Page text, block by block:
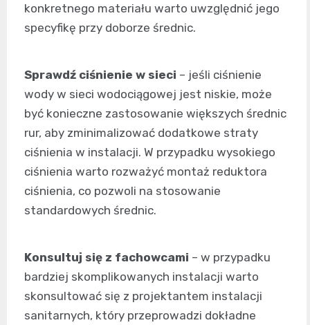
konkretnego materiału warto uwzględnić jego
specyfikę przy doborze średnic.
Sprawdź ciśnienie w sieci – jeśli ciśnienie
wody w sieci wodociągowej jest niskie, może
być konieczne zastosowanie większych średnic
rur, aby zminimalizować dodatkowe straty
ciśnienia w instalacji. W przypadku wysokiego
ciśnienia warto rozważyć montaż reduktora
ciśnienia, co pozwoli na stosowanie
standardowych średnic.
Konsultuj się z fachowcami – w przypadku
bardziej skomplikowanych instalacji warto
skonsultować się z projektantem instalacji
sanitarnych, który przeprowadzi dokładne